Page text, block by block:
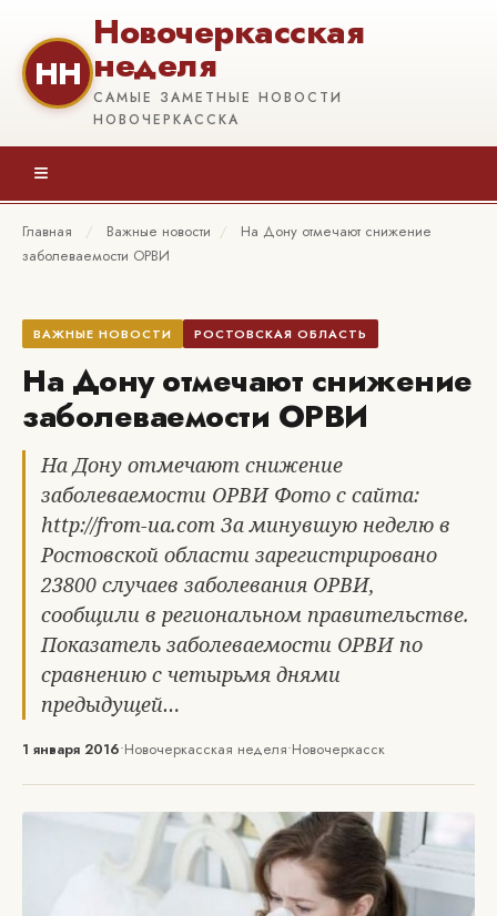
НН
Новочеркасская
неделя
САМЫЕ ЗАМЕТНЫЕ НОВОСТИ
НОВОЧЕРКАССКА
≡
Главная / Важные новости /
На Дону отмечают снижение
заболеваемости ОРВИ
ВАЖНЫЕ НОВОСТИ РОСТОВСКАЯ ОБЛАСТЬ
На Дону отмечают снижение
заболеваемости ОРВИ
На Дону отмечают снижение
заболеваемости ОРВИ Фото с сайта:
http://from-ua.com За минувшую неделю в
Ростовской области зарегистрировано
23800 случаев заболевания ОРВИ,
сообщили в региональном правительстве.
Показатель заболеваемости ОРВИ по
сравнению с четырьмя днями
предыдущей…
1 января 2016•Новочеркасская неделя•Новочеркасск